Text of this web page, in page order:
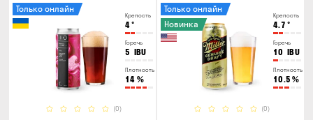
Крепость
4°
Горечь
5 IBU
Плотность
14 %
(0)
Только онлайн
Крепость
4.7 °
Горечь
10 IBU
Плотность
10.5 %
(0)
Только онлайн
Новинка